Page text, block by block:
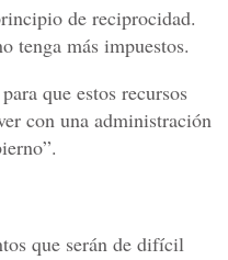
de reciprocidad.
tenga más impuestos.
que estos recursos
con una administración
que serán de difícil